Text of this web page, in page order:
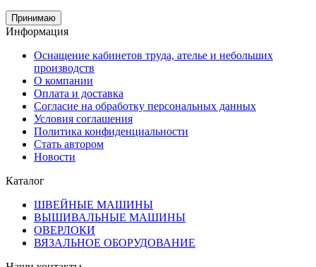
Принимаю
Информация
Оснащение кабинетов труда, ателье и небольших
производств
О компании
Оплата и доставка
Согласие на обработку персональных данных
Условия соглашения
Политика конфиденциальности
Стать автором
Новости
Каталог
ШВЕЙНЫЕ МАШИНЫ
ВЫШИВАЛЬНЫЕ МАШИНЫ
ОВЕРЛОКИ
ВЯЗАЛЬНОЕ ОБОРУДОВАНИЕ